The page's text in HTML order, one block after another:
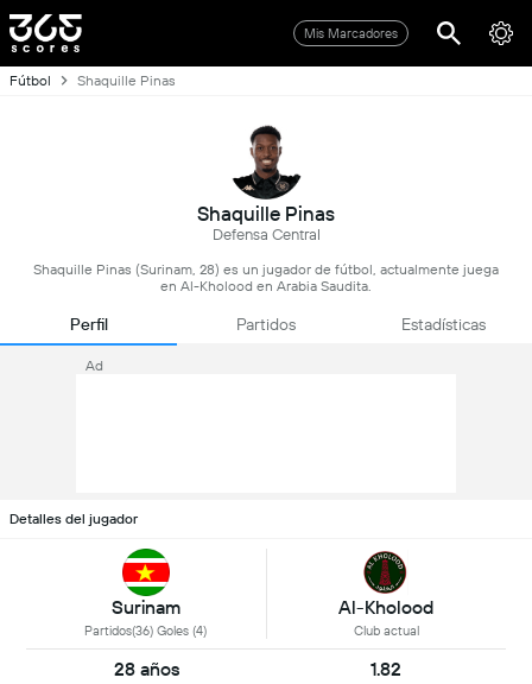
Mis Marcadores
Fútbol Shaquille Pinas
Shaquille Pinas
Defensa Central
Shaquille Pinas (Surinam, 28) es un jugador de fútbol, actualmente juega
en Al-Kholood en Arabia Saudita.
Perfil Partidos Estadísticas
Ad
Detalles del jugador
Surinam
Partidos(36) Goles (4)
Al-Kholood
Club actual
28 años 1.82